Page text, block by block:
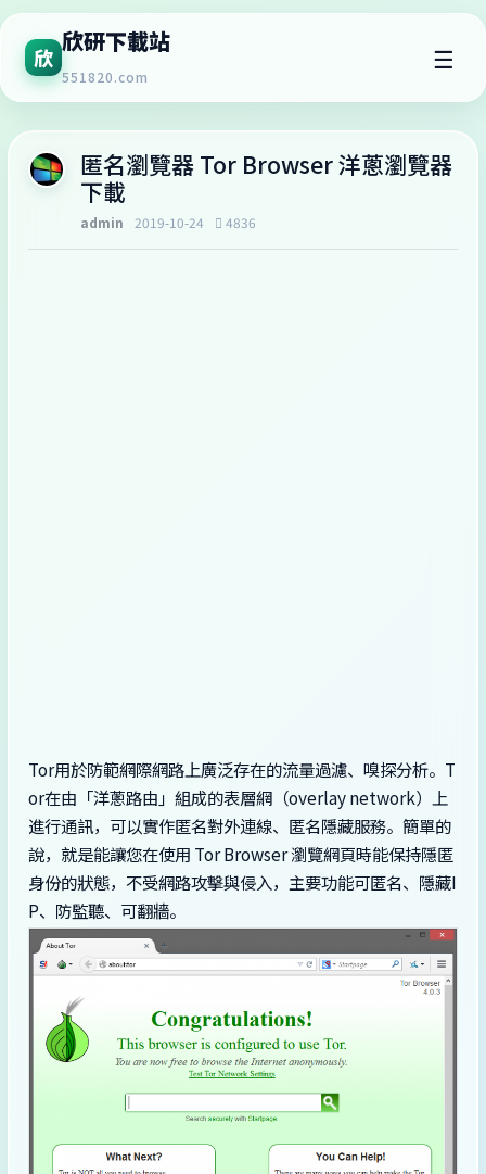
欣
欣研下載站
551820.com
☰
匿名瀏覽器 Tor Browser 洋蔥瀏覽器
下載
admin 2019-10-24 4836
Tor用於防範網際網路上廣泛存在的流量過濾、嗅探分析。T
or在由「洋蔥路由」組成的表層網（overlay network）上
進行通訊，可以實作匿名對外連線、匿名隱藏服務。簡單的
說，就是能讓您在使用 Tor Browser 瀏覽網頁時能保持隱匿
身份的狀態，不受網路攻擊與侵入，主要功能可匿名、隱藏I
P、防監聽、可翻牆。